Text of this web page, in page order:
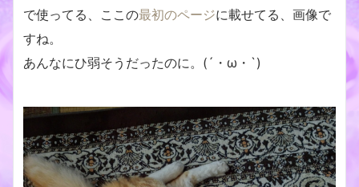
で使ってる、ここの最初のページに載せてる、画像で
すね。
あんなにひ弱そうだったのに。(´・ω・`)